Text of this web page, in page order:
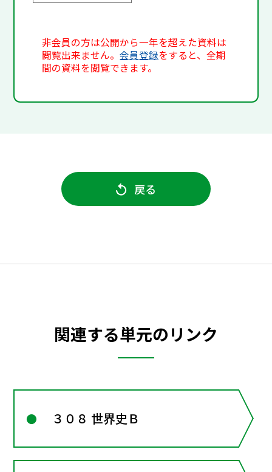
非会員の方は公開から一年を超えた資料は
閲覧出来ません。会員登録をすると、全期
間の資料を閲覧できます。
戻る
関連する単元のリンク
３０８ 世界史Ｂ